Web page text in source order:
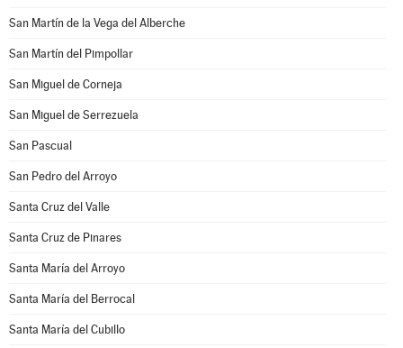
San Martín de la Vega del Alberche
San Martín del Pimpollar
San Miguel de Corneja
San Miguel de Serrezuela
San Pascual
San Pedro del Arroyo
Santa Cruz del Valle
Santa Cruz de Pinares
Santa María del Arroyo
Santa María del Berrocal
Santa María del Cubillo